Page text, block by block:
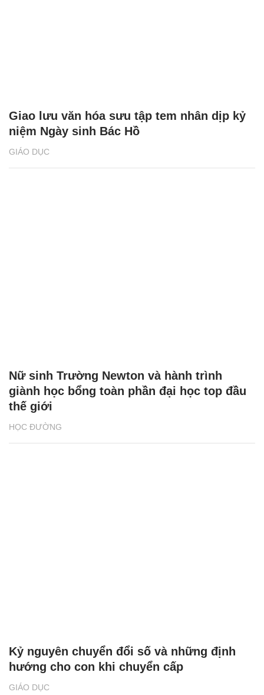
GIÁO DỤC
Giao lưu văn hóa sưu tập tem nhân dịp kỷ
niệm Ngày sinh Bác Hồ
HỌC ĐƯỜNG
Nữ sinh Trường Newton và hành trình
giành học bổng toàn phần đại học top đầu
thế giới
GIÁO DỤC
Kỷ nguyên chuyển đổi số và những định
hướng cho con khi chuyển cấp